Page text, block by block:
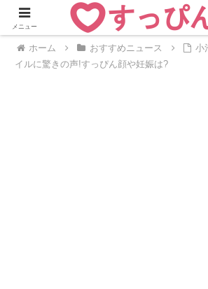
ホーム おすすめニュース
小
イルに驚きの声!すっぴん顔や妊娠は?
メニュー